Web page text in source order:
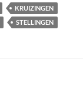
KRUIZINGEN
STELLINGEN